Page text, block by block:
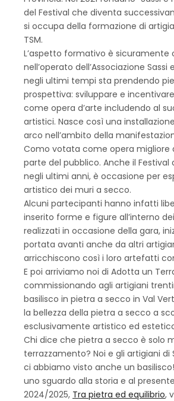
del Festival che diventa
si occupa della formazione di
TSM.
L’aspetto formativo è sicuramente
nell’operato dell’Associazione Sassi
negli ultimi tempi sta prendendo
prospettiva: sviluppare e
come opera d’arte includendo al
artistici. Nasce così una
arco nell’ambito della
Como votata come opera migliore
parte del pubblico. Anche il Festival
negli ultimi anni, è occasione per
artistico dei muri a secco.
Alcuni partecipanti hanno infatti
inserito forme e figure all’interno
realizzati in occasione della gara,
portata avanti anche da altri
arricchiscono così i loro artefatti
E poi arriviamo noi di Adotta un
commissionando agli artigiani
basilisco in pietra a secco in Val
la bellezza della pietra a secco a
esclusivamente artistico ed
Chi dice che pietra a secco è solo
terrazzamento? Noi e gli artigiani di
ci abbiamo visto anche un
uno sguardo alla storia e al
2024/2025, Tra pietra ed equilibrio,